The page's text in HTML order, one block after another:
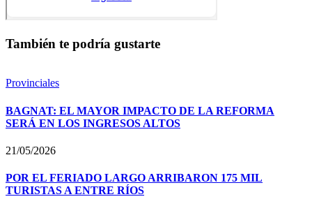
También te podría gustarte
Provinciales
BAGNAT: EL MAYOR IMPACTO DE LA REFORMA
SERÁ EN LOS INGRESOS ALTOS
21/05/2026
POR EL FERIADO LARGO ARRIBARON 175 MIL
TURISTAS A ENTRE RÍOS